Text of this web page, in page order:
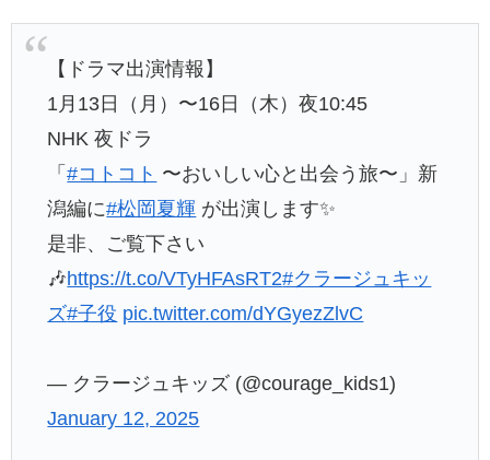
【ドラマ出演情報】
1月13日（月）〜16日（木）夜10:45
NHK 夜ドラ
「#コトコト 〜おいしい心と出会う旅〜」新
潟編に#松岡夏輝 が出演します✨
是非、ご覧下さい
🎶https://t.co/VTyHFAsRT2#クラージュキッ
ズ#子役 pic.twitter.com/dYGyezZlvC
— クラージュキッズ (@courage_kids1)
January 12, 2025